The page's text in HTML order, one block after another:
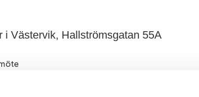
Västervik, Hallströmsgatan 55A
55A